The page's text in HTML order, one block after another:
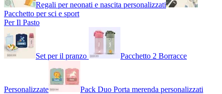
Regali per neonati e nascita personalizzati
Pacchetto per sci e sport
Per Il Pasto
Set per il pranzo Pacchetto 2 Borracce
Personalizzate Pack Duo Porta merenda personalizzati